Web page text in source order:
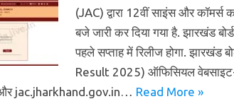
(JAC) द्वारा 12वीं साइंस और
बजे जारी कर दिया गया है. झारखंड
पहले सप्ताह में रिलीज होगा. झारखंड
Result 2025) ऑफिसियल
jac.jharkhand.gov.in… Read More »